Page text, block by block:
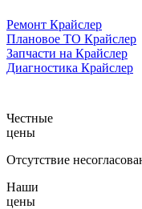
Ремонт Крайслер
Плановое ТО Крайслер
Запчасти на Крайслер
Диагностика Крайслер
Честные
цены
Отсутствие
Наши
цены